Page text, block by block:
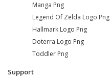
Manga Png
Legend Of Zelda Logo Png
Hallmark Logo Png
Doterra Logo Png
Toddler Png
Support